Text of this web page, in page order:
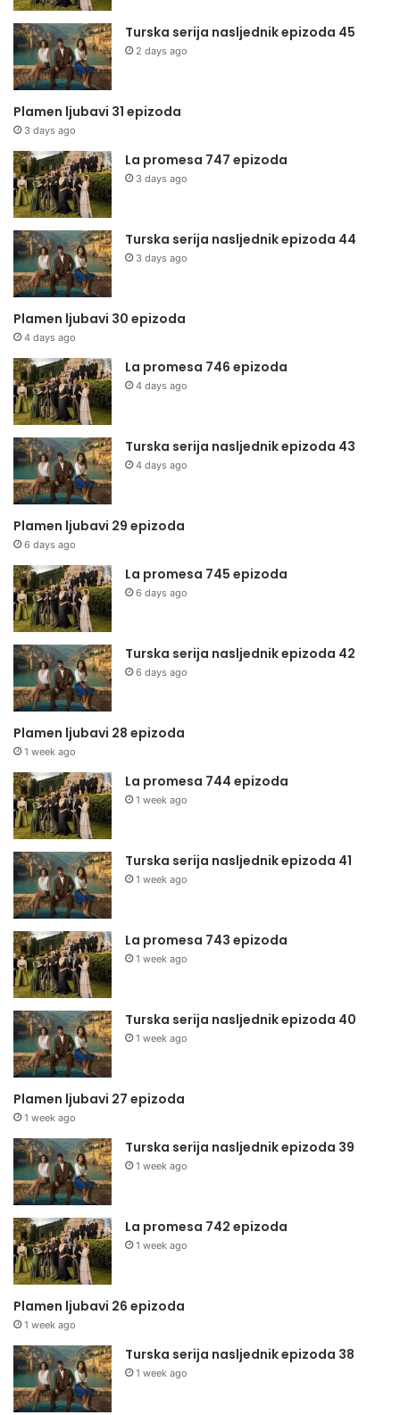
Turska serija nasljednik epizoda 45
2 days ago
Plamen ljubavi 31 epizoda
3 days ago
La promesa 747 epizoda
3 days ago
Turska serija nasljednik epizoda 44
3 days ago
Plamen ljubavi 30 epizoda
4 days ago
La promesa 746 epizoda
4 days ago
Turska serija nasljednik epizoda 43
4 days ago
Plamen ljubavi 29 epizoda
6 days ago
La promesa 745 epizoda
6 days ago
Turska serija nasljednik epizoda 42
6 days ago
Plamen ljubavi 28 epizoda
1 week ago
La promesa 744 epizoda
1 week ago
Turska serija nasljednik epizoda 41
1 week ago
La promesa 743 epizoda
1 week ago
Turska serija nasljednik epizoda 40
1 week ago
Plamen ljubavi 27 epizoda
1 week ago
Turska serija nasljednik epizoda 39
1 week ago
La promesa 742 epizoda
1 week ago
Plamen ljubavi 26 epizoda
1 week ago
Turska serija nasljednik epizoda 38
1 week ago